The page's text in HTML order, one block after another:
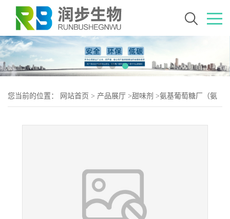
您当前的位置： 网站首页 > 产品展厅 >甜味剂 >氨基葡萄糖厂（氨